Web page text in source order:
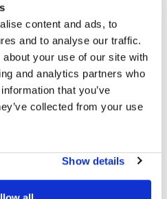
content and ads, to
and to analyse our traffic.
your use of our site with
and analytics partners who
that you’ve
collected from your use
Show details
meiner Daten gemäß den
erklären Sie sich
über Produkte und